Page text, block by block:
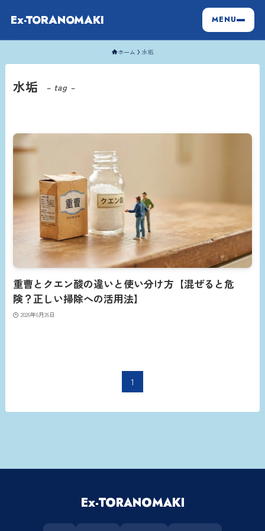
Ex-TORANOMAKI MENU
ホーム 水垢
水垢 – tag –
重曹とクエン酸の違いと使い分け方【混ぜると危
険？正しい掃除への活用法】
2026年6月26日
1
Ex-TORANOMAKI